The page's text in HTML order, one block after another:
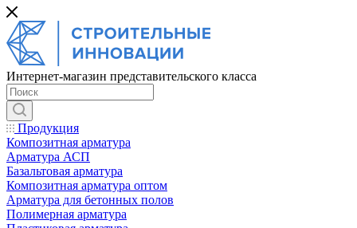
Интернет-магазин представительского класса
Продукция
Композитная арматура
Арматура АСП
Базальтовая арматура
Композитная арматура оптом
Арматура для бетонных полов
Полимерная арматура